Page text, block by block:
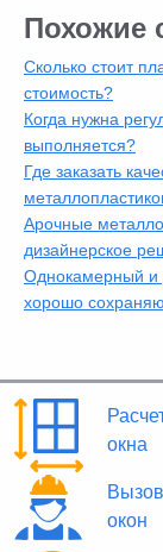
Похожие
Сколько стоит
стоимость?
Когда нужна
выполняется?
Где заказать
Арочные
дизайнерское
Однокамерный и
хорошо
окна
окон